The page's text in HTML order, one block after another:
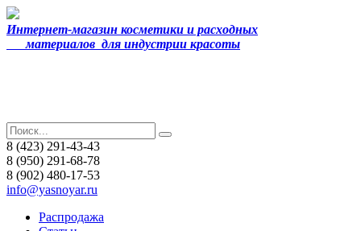
Интернет-магазин косметики и расходных
материалов для индустрии красоты
8 (423) 291-43-43
8 (950) 291-68-78
8 (902) 480-17-53
info@yasnoyar.ru
Распродажа